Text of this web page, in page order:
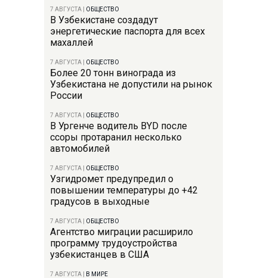
7 АВГУСТА ОБЩЕСТВО
В Узбекистане создадут
энергетические паспорта для всех
махаллей
7 АВГУСТА ОБЩЕСТВО
Более 20 тонн винограда из
Узбекистана не допустили на рынок
России
7 АВГУСТА ОБЩЕСТВО
В Ургенче водитель BYD после
ссоры протаранил несколько
автомобилей
7 АВГУСТА ОБЩЕСТВО
Узгидромет предупредил о
повышении температуры до +42
градусов в выходные
7 АВГУСТА ОБЩЕСТВО
Агентство миграции расширило
программу трудоустройства
узбекистанцев в США
7 АВГУСТА В МИРЕ